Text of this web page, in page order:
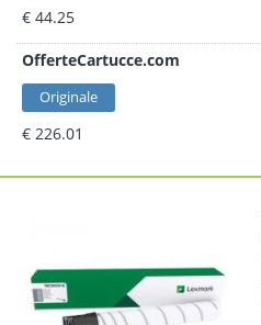
€ 44.25
OfferteCartucce.com
Originale
€ 226.01